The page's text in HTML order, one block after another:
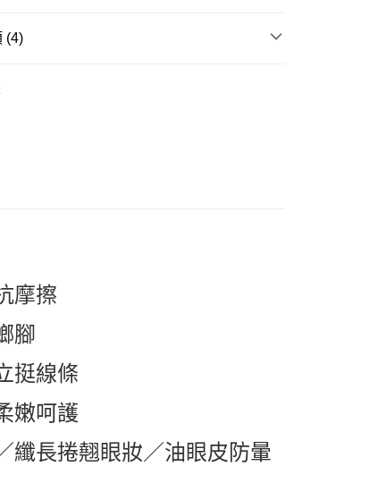
含以上)免運費
NT$799(含以上)免運費
(4)
摩擦
腳
挺線條
嫩呵護
纖長捲翹眼妝／油眼皮防暈